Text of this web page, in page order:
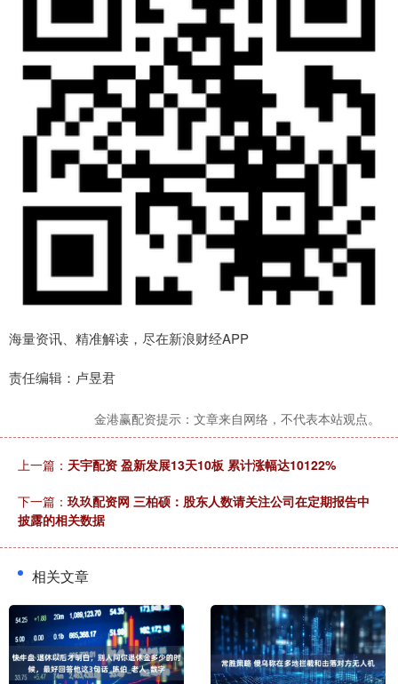
海量资讯、精准解读，尽在新浪财经APP
责任编辑：卢昱君
金港赢配资提示：文章来自网络，不代表本站观点。
上一篇： 天宇配资 盈新发展13天10板 累计涨幅达10122%
下一篇： 玖玖配资网 三柏硕：股东人数请关注公司在定期报告中
披露的相关数据
相关文章